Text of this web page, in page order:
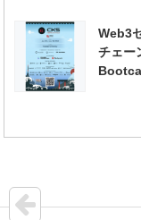
Web3
チェー